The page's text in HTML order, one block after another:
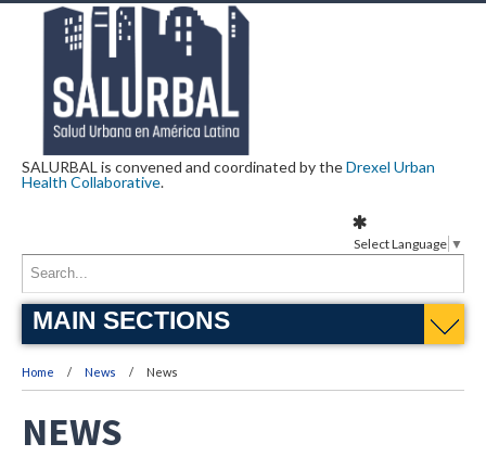
SALURBAL is convened and coordinated by theDrexel Urban
Health Collaborative.
MAIN SECTIONS
Home News News
NEWS
Select Language ▼